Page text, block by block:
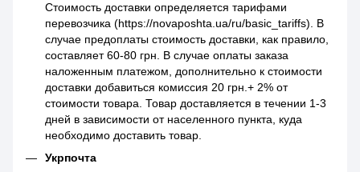
Стоимость доставки определяется тарифами
перевозчика (https://novaposhta.ua/ru/basic_tariffs). В
случае предоплаты стоимость доставки, как правило,
составляет 60-80 грн. В случае оплаты заказа
наложенным платежом, дополнительно к стоимости
доставки добавиться комиссия 20 грн.+ 2% от
стоимости товара. Товар доставляется в течении 1-3
дней в зависимости от населенного пункта, куда
необходимо доставить товар.
Укрпочта